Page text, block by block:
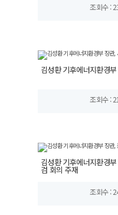
조회수 :
김성환 기후에너지환경
조회수 :
김성환 기후에너지환경
검 회의 주재
조회수 :